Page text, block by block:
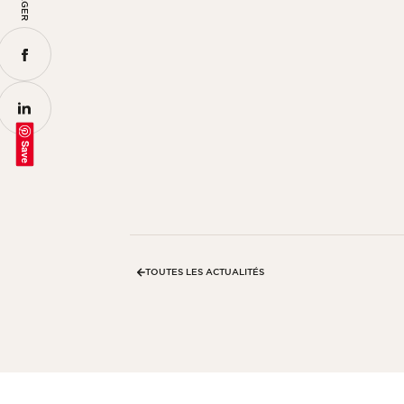
Save
TOUTES LES ACTUALITÉS